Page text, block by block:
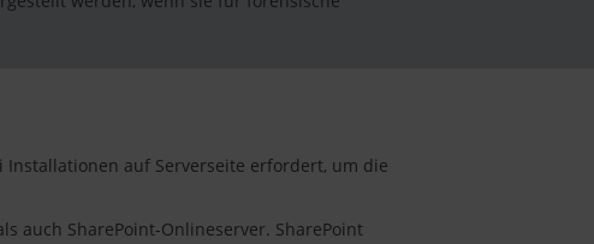
Installationen auf Serverseite erfordert, um die
auch SharePoint-Onlineserver. SharePoint